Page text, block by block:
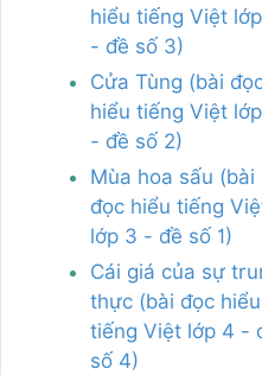
hiểu tiếng Việt
- đề số 3)
Cửa Tùng (bài
hiểu tiếng Việt
- đề số 2)
Mùa hoa sấu (bài
đọc hiểu tiếng
lớp 3 - đề số 1)
Cái giá của sự
thực (bài đọc hiểu
tiếng Việt lớp 4 -
số 4)